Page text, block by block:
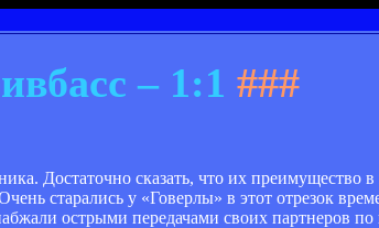
– 1:1 ###
Достаточно сказать, что их преимущество
старались у «Говерлы» в этот отрезок
острыми передачами своих партнеров